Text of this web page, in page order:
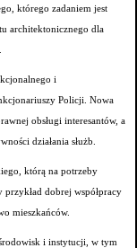
którego zadaniem jest
architektonicznego dla
i
Policji. Nowa
obsługi interesantów, a
działania służb.
którą na potrzeby
dobrej współpracy
mieszkańców.
i instytucji, w tym